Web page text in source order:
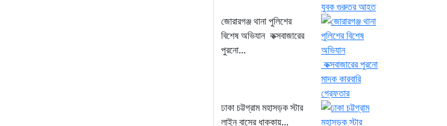
জোরারগঞ্জ থানা পুলিশের
বিশেষ অভিযান কক্সবাজারের
পুরনো...
ঢাকা চট্টগ্রাম মহাসড়ক স্টার
লাইন বাসের ধাক্কায়...